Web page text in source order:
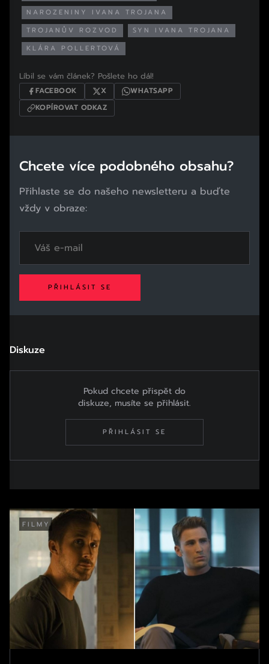
NAROZENINY IVANA TROJANA
TROJANŮV ROZVOD
SYN IVANA TROJANA
KLÁRA POLLERTOVÁ
Líbil se vám článek? Pošlete ho dál!
FACEBOOK X
WHATSAPP
KOPÍROVAT ODKAZ
Chcete více podobného obsahu?
Přihlaste se do našeho newsletteru a buďte
vždy v obraze:
PŘIHLÁSIT SE
Diskuze
Pokud chcete přispět do
diskuze, musíte se přihlásit.
PŘIHLÁSIT SE
FILMY